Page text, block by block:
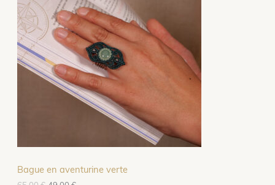
I
N
Bague en aventurine verte